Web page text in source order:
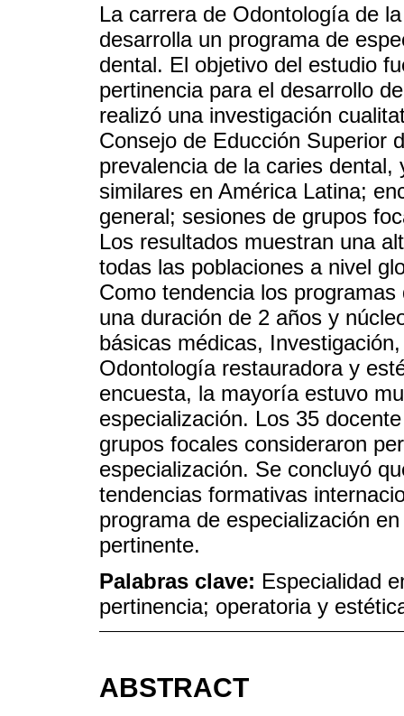
La carrera de Odontología de
desarrolla un programa de
dental. El objetivo del estudio
pertinencia para el desarrollo
realizó una investigación
Consejo de Educción Superior
prevalencia de la caries
similares en América Latina;
general; sesiones de grupos
Los resultados muestran una
todas las poblaciones a nivel
Como tendencia los
una duración de 2 años y
básicas médicas,
Odontología restauradora y
encuesta, la mayoría estuvo
especialización. Los 35
grupos focales consideraron
especialización. Se concluyó
tendencias formativas
programa de especialización
pertinente.
Palabras clave: Especialidad
pertinencia; operatoria y
ABSTRACT